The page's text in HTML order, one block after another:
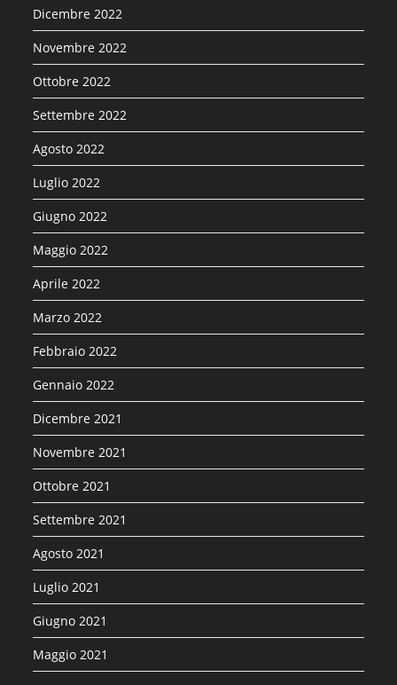
Dicembre 2022
Novembre 2022
Ottobre 2022
Settembre 2022
Agosto 2022
Luglio 2022
Giugno 2022
Maggio 2022
Aprile 2022
Marzo 2022
Febbraio 2022
Gennaio 2022
Dicembre 2021
Novembre 2021
Ottobre 2021
Settembre 2021
Agosto 2021
Luglio 2021
Giugno 2021
Maggio 2021